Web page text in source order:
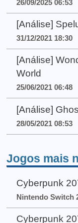
26/09/2025 06:53
[Análise]
31/12/2021 18:30
[Análise]
World
25/06/2021 06:48
[Análise]
28/05/2021 08:53
Jogos mais
Cyberpunk
Nintendo Switch
Cyberpunk